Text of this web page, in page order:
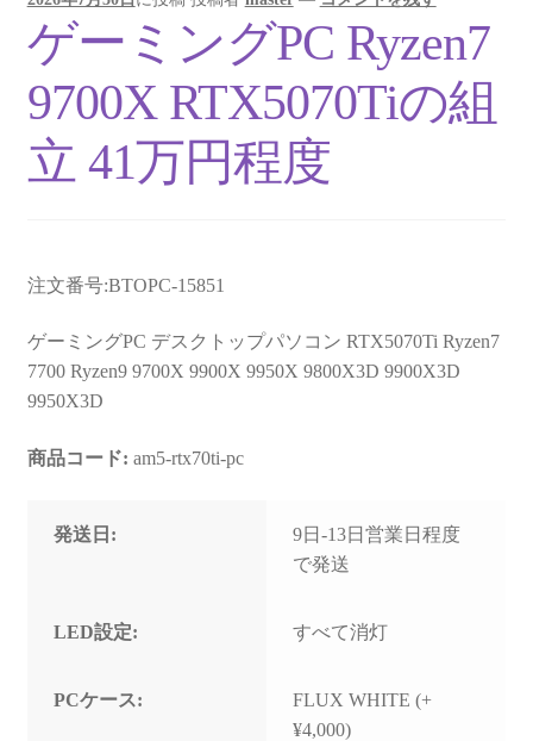
ゲーミングPC Ryzen7
9700X RTX5070Tiの組
立 41万円程度
注文番号:BTOPC-15851
ゲーミングPC デスクトップパソコン RTX5070Ti Ryzen7
7700 Ryzen9 9700X 9900X 9950X 9800X3D 9900X3D
9950X3D
商品コード: am5-rtx70ti-pc
発送日:
9日-13日営業日程度
で発送
LED設定: すべて消灯
PCケース:
FLUX WHITE (+
¥4,000)